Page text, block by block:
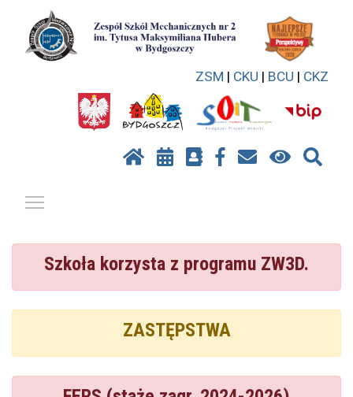
ZSM | CKU | BCU | CKZ
Szkoła korzysta z programu ZW3D.
ZASTĘPSTWA